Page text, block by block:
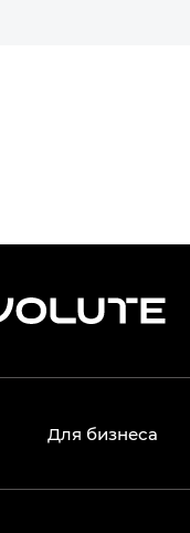
Для бизнеса